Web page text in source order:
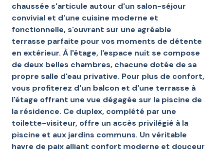
chaussée s'articule autour d'un salon-séjour
convivial et d'une cuisine moderne et
fonctionnelle, s'ouvrant sur une agréable
terrasse parfaite pour vos moments de détente
en extérieur. À l'étage, l'espace nuit se compose
de deux belles chambres, chacune dotée de sa
propre salle d'eau privative. Pour plus de confort,
vous profiterez d'un balcon et d'une terrasse à
l'étage offrant une vue dégagée sur la piscine de
la résidence. Ce duplex, complété par une
toilette-visiteur, offre un accès privilégié à la
piscine et aux jardins communs. Un véritable
havre de paix alliant confort moderne et douceur